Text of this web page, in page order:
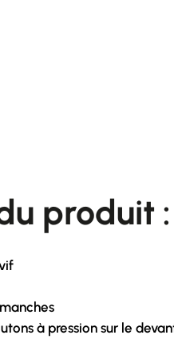
produit :
à pression sur le